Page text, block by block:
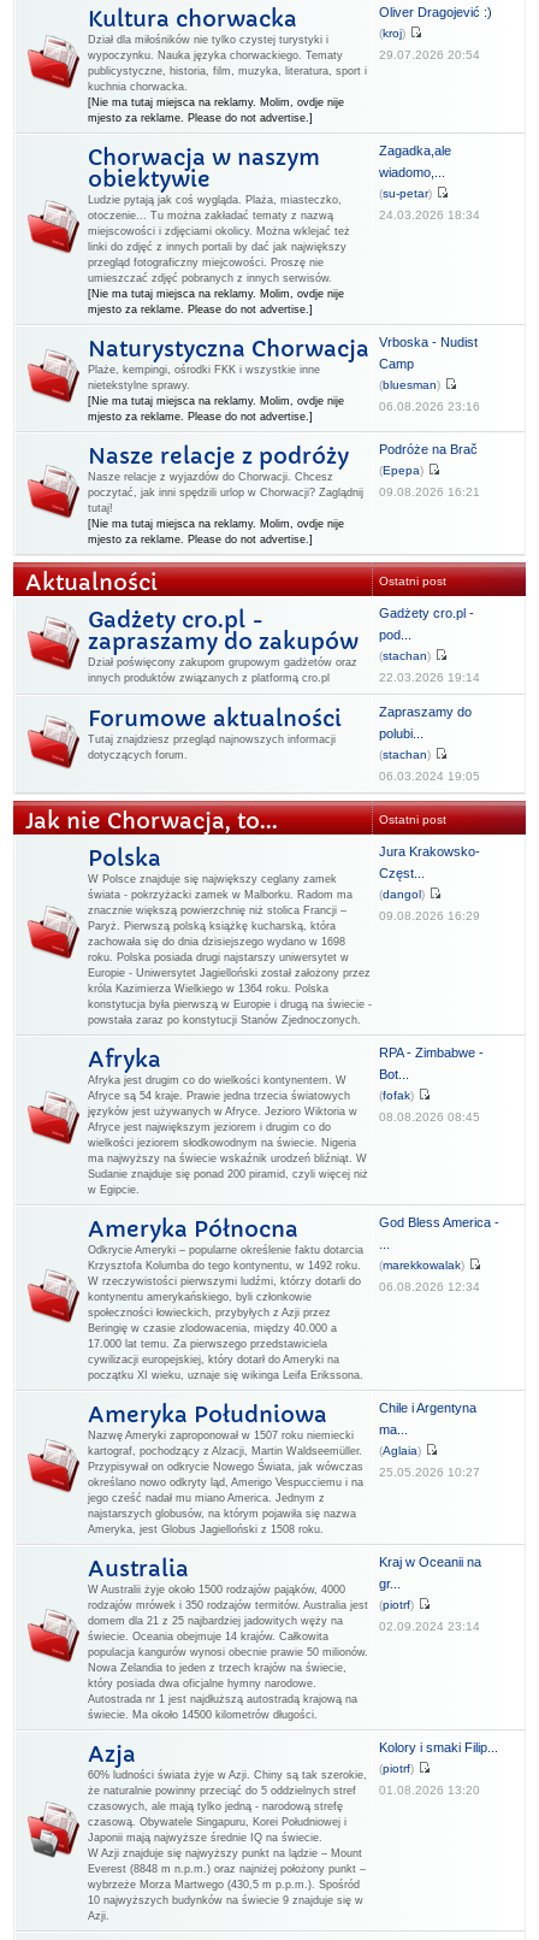
Kultura chorwacka
Dział dla miłośników nie tylko czystej turystyki i
wypoczynku. Nauka języka chorwackiego. Tematy
publicystyczne, historia, film, muzyka, literatura, sport i
kuchnia chorwacka.
[Nie ma tutaj miejsca na reklamy. Molim, ovdje nije
mjesto za reklame. Please do not advertise.]
Oliver Dragojević :)
(kroj)
29.07.2026 20:54
Chorwacja w naszym
obiektywie
Ludzie pytają jak coś wygląda. Plaża, miasteczko,
otoczenie... Tu można zakładać tematy z nazwą
miejscowości i zdjęciami okolicy. Można wklejać też
linki do zdjęć z innych portali by dać jak największy
przegląd fotograficzny miejcowości. Proszę nie
umieszczać zdjęć pobranych z innych serwisów.
[Nie ma tutaj miejsca na reklamy. Molim, ovdje nije
mjesto za reklame. Please do not advertise.]
Zagadka,ale
wiadomo,...
(su-petar)
24.03.2026 18:34
Naturystyczna Chorwacja
Plaże, kempingi, ośrodki FKK i wszystkie inne
nietekstylne sprawy.
[Nie ma tutaj miejsca na reklamy. Molim, ovdje nije
mjesto za reklame. Please do not advertise.]
Vrboska - Nudist
Camp
(bluesman)
06.08.2026 23:16
Nasze relacje z podróży
Nasze relacje z wyjazdów do Chorwacji. Chcesz
poczytać, jak inni spędzili urlop w Chorwacji? Zaglądnij
tutaj!
[Nie ma tutaj miejsca na reklamy. Molim, ovdje nije
mjesto za reklame. Please do not advertise.]
Podróże na Brač
(Epepa)
09.08.2026 16:21
Aktualności Ostatni post
Gadżety cro.pl -
zapraszamy do zakupów
Dział poświęcony zakupom grupowym gadżetów oraz
innych produktów związanych z platformą cro.pl
Gadżety cro.pl -
pod...
(stachan)
22.03.2026 19:14
Forumowe aktualności
Tutaj znajdziesz przegląd najnowszych informacji
dotyczących forum.
Zapraszamy do
polubi...
(stachan)
06.03.2024 19:05
Jak nie Chorwacja, to... Ostatni post
Polska
W Polsce znajduje się największy ceglany zamek
świata - pokrzyżacki zamek w Malborku. Radom ma
znacznie większą powierzchnię niż stolica Francji –
Paryż. Pierwszą polską książkę kucharską, która
zachowała się do dnia dzisiejszego wydano w 1698
roku. Polska posiada drugi najstarszy uniwersytet w
Europie - Uniwersytet Jagielloński został założony przez
króla Kazimierza Wielkiego w 1364 roku. Polska
konstytucja była pierwszą w Europie i drugą na świecie -
powstała zaraz po konstytucji Stanów Zjednoczonych.
Jura Krakowsko-
Częst...
(dangol)
09.08.2026 16:29
Afryka
Afryka jest drugim co do wielkości kontynentem. W
Afryce są 54 kraje. Prawie jedna trzecia światowych
języków jest używanych w Afryce. Jezioro Wiktoria w
Afryce jest największym jeziorem i drugim co do
wielkości jeziorem słodkowodnym na świecie. Nigeria
ma najwyższy na świecie wskaźnik urodzeń bliźniąt. W
Sudanie znajduje się ponad 200 piramid, czyli więcej niż
w Egipcie.
RPA - Zimbabwe -
Bot...
(fofak)
08.08.2026 08:45
Ameryka Północna
Odkrycie Ameryki – popularne określenie faktu dotarcia
Krzysztofa Kolumba do tego kontynentu, w 1492 roku.
W rzeczywistości pierwszymi ludźmi, którzy dotarli do
kontynentu amerykańskiego, byli członkowie
społeczności łowieckich, przybyłych z Azji przez
Beringię w czasie zlodowacenia, między 40.000 a
17.000 lat temu. Za pierwszego przedstawiciela
cywilizacji europejskiej, który dotarł do Ameryki na
początku XI wieku, uznaje się wikinga Leifa Erikssona.
God Bless America -
(marekkowalak)
06.08.2026 12:34
Ameryka Południowa
Nazwę Ameryki zaproponował w 1507 roku niemiecki
kartograf, pochodzący z Alzacji, Martin Waldseemüller.
Przypisywał on odkrycie Nowego Świata, jak wówczas
określano nowo odkryty ląd, Amerigo Vespucciemu i na
jego cześć nadał mu miano America. Jednym z
najstarszych globusów, na którym pojawiła się nazwa
Ameryka, jest Globus Jagielloński z 1508 roku.
Chile i Argentyna
ma...
(Aglaia)
25.05.2026 10:27
Australia
W Australii żyje około 1500 rodzajów pająków, 4000
rodzajów mrówek i 350 rodzajów termitów. Australia jest
domem dla 21 z 25 najbardziej jadowitych węży na
świecie. Oceania obejmuje 14 krajów. Całkowita
populacja kangurów wynosi obecnie prawie 50 milionów.
Nowa Zelandia to jeden z trzech krajów na świecie,
który posiada dwa oficjalne hymny narodowe.
Autostrada nr 1 jest najdłuższą autostradą krajową na
świecie. Ma około 14500 kilometrów długości.
Kraj w Oceanii na
gr...
(piotrf)
02.09.2024 23:14
Azja
60% ludności świata żyje w Azji. Chiny są tak szerokie,
że naturalnie powinny przeciąć do 5 oddzielnych stref
czasowych, ale mają tylko jedną - narodową strefę
czasową. Obywatele Singapuru, Korei Południowej i
Japonii mają najwyższe średnie IQ na świecie.
W Azji znajduje się najwyższy punkt na lądzie – Mount
Everest (8848 m n.p.m.) oraz najniżej położony punkt –
wybrzeże Morza Martwego (430,5 m p.p.m.). Spośród
10 najwyższych budynków na świecie 9 znajduje się w
Azji.
Kolory i smaki Filip...
(piotrf)
01.08.2026 13:20